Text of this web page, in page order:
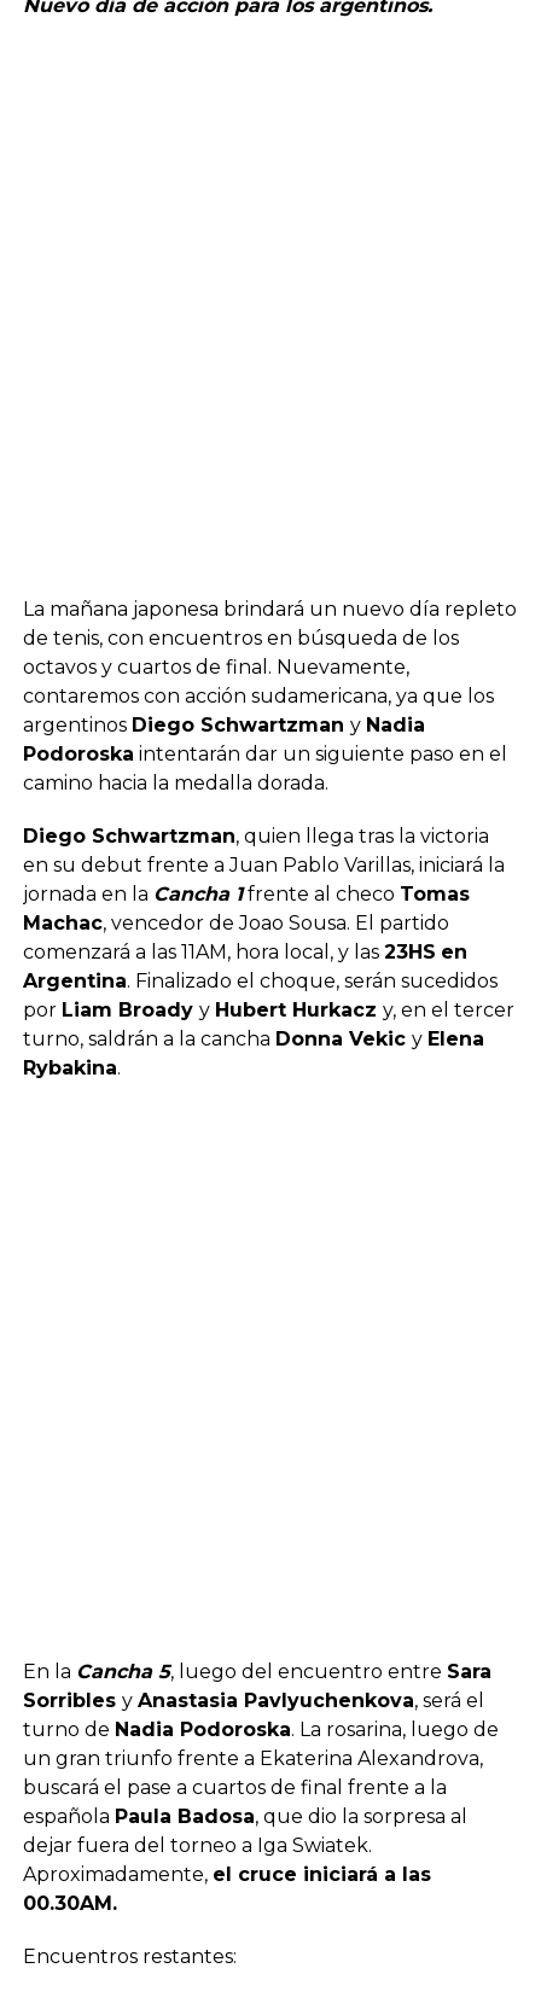
Nuevo día de acción para los argentinos.
La mañana japonesa brindará un nuevo día repleto
de tenis, con encuentros en búsqueda de los
octavos y cuartos de final. Nuevamente,
contaremos con acción sudamericana, ya que los
argentinos Diego Schwartzman y Nadia
Podoroska intentarán dar un siguiente paso en el
camino hacia la medalla dorada.
Diego Schwartzman, quien llega tras la victoria
en su debut frente a Juan Pablo Varillas, iniciará la
jornada en la Cancha 1frente al checo Tomas
Machac, vencedor de Joao Sousa. El partido
comenzará a las 11AM, hora local, y las 23HS en
Argentina. Finalizado el choque, serán sucedidos
por Liam Broady y Hubert Hurkacz y, en el tercer
turno, saldrán a la cancha Donna Vekic y Elena
Rybakina.
En la Cancha 5, luego del encuentro entre Sara
Sorribles y Anastasia Pavlyuchenkova, será el
turno de Nadia Podoroska. La rosarina, luego de
un gran triunfo frente a Ekaterina Alexandrova,
buscará el pase a cuartos de final frente a la
española Paula Badosa, que dio la sorpresa al
dejar fuera del torneo a Iga Swiatek.
Aproximadamente, el cruce iniciará a las
00.30AM.
Encuentros restantes: